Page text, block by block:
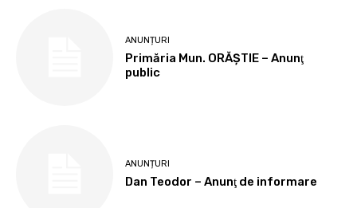
ANUNȚURI
Primăria Mun. ORĂȘTIE – Anunţ
public
ANUNȚURI
Dan Teodor – Anunţ de informare